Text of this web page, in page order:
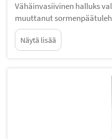
Vähäinvasiivinen halluks
muuttanut
vähentämällä
nopeuttamalla potilaan
tekeminen sopivan halluks
päätös, joka vaikuttaa
Näytä lisää